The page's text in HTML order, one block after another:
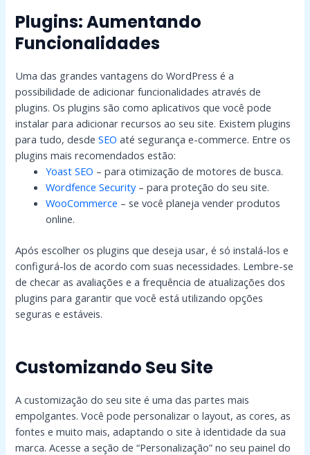
Plugins: Aumentando
Funcionalidades
Uma das grandes vantagens do WordPress é a
possibilidade de adicionar funcionalidades através de
plugins. Os plugins são como aplicativos que você pode
instalar para adicionar recursos ao seu site. Existem plugins
para tudo, desdeSEO até segurança e-commerce. Entre os
plugins mais recomendados estão:
Yoast SEO – para otimização de motores de busca.
Wordfence Security– para proteção do seu site.
WooCommerce – se você planeja vender produtos
online.
Após escolher os plugins que deseja usar, é só instalá-los e
configurá-los de acordo com suas necessidades. Lembre-se
de checar as avaliações e a frequência de atualizações dos
plugins para garantir que você está utilizando opções
seguras e estáveis.
Customizando Seu Site
A customização do seu site é uma das partes mais
empolgantes. Você pode personalizar o layout, as cores, as
fontes e muito mais, adaptando o site à identidade da sua
marca. Acesse a seção de “Personalização” no seu painel do